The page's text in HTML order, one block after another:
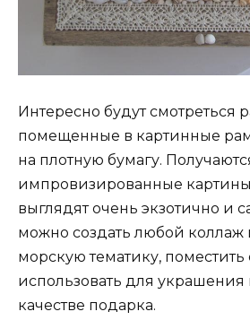
Интересно будут смотреться
помещенные в картинные
на плотную бумагу.
импровизированные
выглядят очень экзотично и
можно создать любой коллаж
морскую тематику, поместить
использовать для
качестве подарка.